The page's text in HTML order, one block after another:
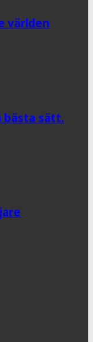
världen
bästa sätt.